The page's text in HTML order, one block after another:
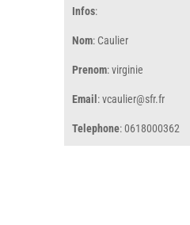
Infos:
Nom: Caulier
Prenom: virginie
Email : vcaulier@sfr.fr
Telephone: 0618000362